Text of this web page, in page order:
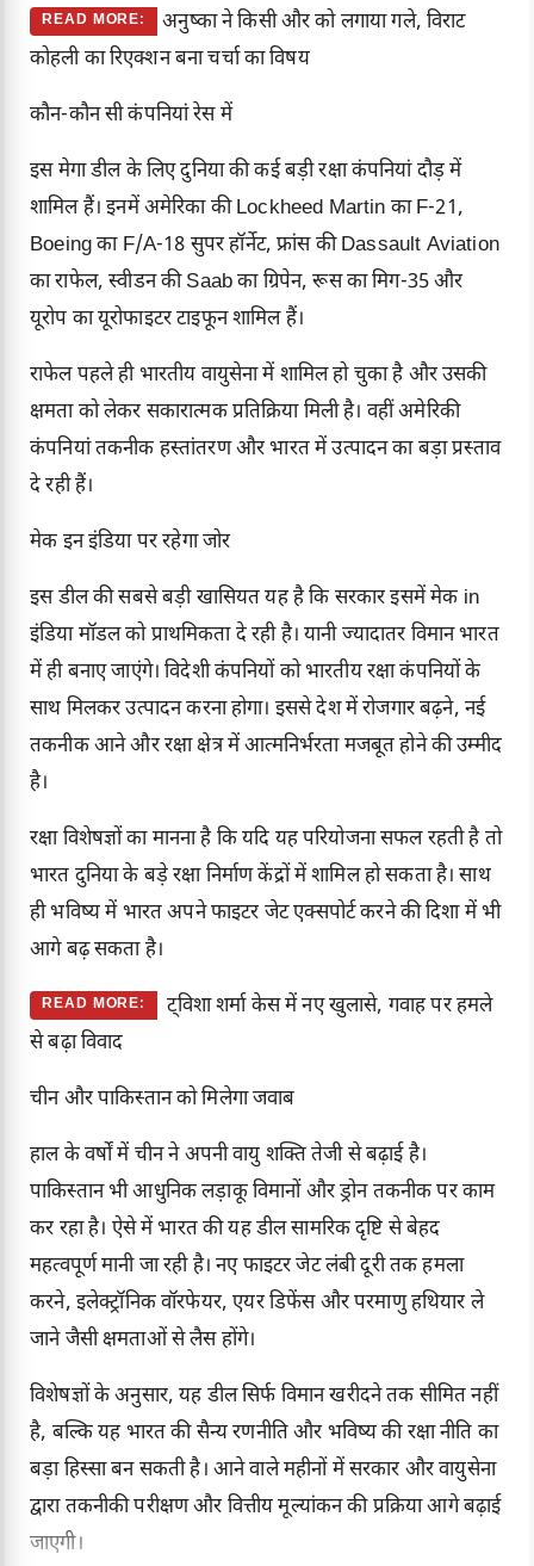
READ MORE:
अनुष्का ने किसी और को लगाया गले, विराट
कोहली का रिएक्शन बना चर्चा का विषय
कौन-कौन सी कंपनियां रेस में
इस मेगा डील के लिए दुनिया की कई बड़ी रक्षा कंपनियां दौड़ में
शामिल हैं। इनमें अमेरिका की Lockheed Martin का F-21,
Boeing का F/A-18 सुपर हॉर्नेट, फ्रांस की Dassault Aviation
का राफेल, स्वीडन की Saab का ग्रिपेन, रूस का मिग-35 और
यूरोप का यूरोफाइटर टाइफून शामिल हैं।
राफेल पहले ही भारतीय वायुसेना में शामिल हो चुका है और उसकी
क्षमता को लेकर सकारात्मक प्रतिक्रिया मिली है। वहीं अमेरिकी
कंपनियां तकनीक हस्तांतरण और भारत में उत्पादन का बड़ा प्रस्ताव
दे रही हैं।
मेक इन इंडिया पर रहेगा जोर
इस डील की सबसे बड़ी खासियत यह है कि सरकार इसमें मेक in
इंडिया मॉडल को प्राथमिकता दे रही है। यानी ज्यादातर विमान भारत
में ही बनाए जाएंगे। विदेशी कंपनियों को भारतीय रक्षा कंपनियों के
साथ मिलकर उत्पादन करना होगा। इससे देश में रोजगार बढ़ने, नई
तकनीक आने और रक्षा क्षेत्र में आत्मनिर्भरता मजबूत होने की उम्मीद
है।
रक्षा विशेषज्ञों का मानना है कि यदि यह परियोजना सफल रहती है तो
भारत दुनिया के बड़े रक्षा निर्माण केंद्रों में शामिल हो सकता है। साथ
ही भविष्य में भारत अपने फाइटर जेट एक्सपोर्ट करने की दिशा में भी
आगे बढ़ सकता है।
READ MORE:
ट्विशा शर्मा केस में नए खुलासे, गवाह पर हमले
से बढ़ा विवाद
चीन और पाकिस्तान को मिलेगा जवाब
हाल के वर्षों में चीन ने अपनी वायु शक्ति तेजी से बढ़ाई है।
पाकिस्तान भी आधुनिक लड़ाकू विमानों और ड्रोन तकनीक पर काम
कर रहा है। ऐसे में भारत की यह डील सामरिक दृष्टि से बेहद
महत्वपूर्ण मानी जा रही है। नए फाइटर जेट लंबी दूरी तक हमला
करने, इलेक्ट्रॉनिक वॉरफेयर, एयर डिफेंस और परमाणु हथियार ले
जाने जैसी क्षमताओं से लैस होंगे।
विशेषज्ञों के अनुसार, यह डील सिर्फ विमान खरीदने तक सीमित नहीं
है, बल्कि यह भारत की सैन्य रणनीति और भविष्य की रक्षा नीति का
बड़ा हिस्सा बन सकती है। आने वाले महीनों में सरकार और वायुसेना
द्वारा तकनीकी परीक्षण और वित्तीय मूल्यांकन की प्रक्रिया आगे बढ़ाई
जाएगी।